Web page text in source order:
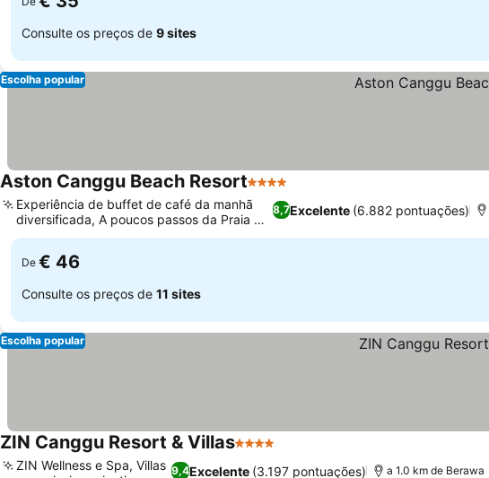
Consulte os preços de 9 sites
Escolha popular
Aston Canggu Beach Resort4 Estrelas
8,7Excelente (6.882 pontuações)
Experiência de buffet de café da manhã
diversificada, A poucos passos da Praia de
Batu Bolong
De € 46
Consulte os preços de 11 sites
Escolha popular
ZIN Canggu Resort & Villas4 Estrelas
9,4Excelente (3.197 pontuações)
ZIN Wellness e Spa, Villas
a 1.0 km de Berawa